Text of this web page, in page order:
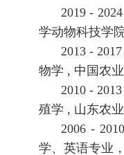
2019 -
学动物科技学
2013 -
物学 , 中国农
2010 -
殖学 , 山东农
2006 -
学、英语专业